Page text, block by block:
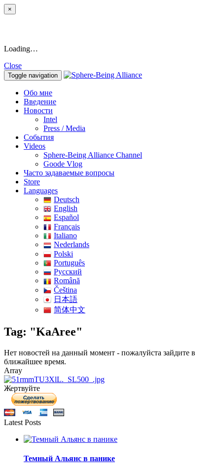
×
Loading…
Close
Toggle navigation
Обо мне
Введение
Новости
Intel
Press / Media
События
Videos
Sphere-Being Alliance Channel
Goode Vlog
Часто задаваемые вопросы
Store
Languages
Deutsch
English
Español
Français
Italiano
Nederlands
Polski
Português
Pусский
Română
Čeština
日本語
简体中文
Tag: "KaAree"
Нет новостей на данный момент - пожалуйста зайдите в
ближайшее время.
Array
Жертвуйте
Latest Posts
Темный Альянс в панике